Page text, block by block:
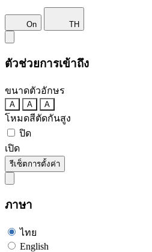
On TH
ตัวช่วยการเข้าถึง
ขนาดตัวอักษร
A A A
โหมดสีตัดกันสูง
ปิด
เปิด
รีเซ็ตการตั้งค่า
ภาษา
ไทย
English